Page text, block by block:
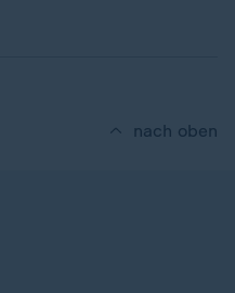
nach oben